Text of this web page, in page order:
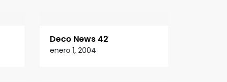
Deco News 42
enero 1, 2004